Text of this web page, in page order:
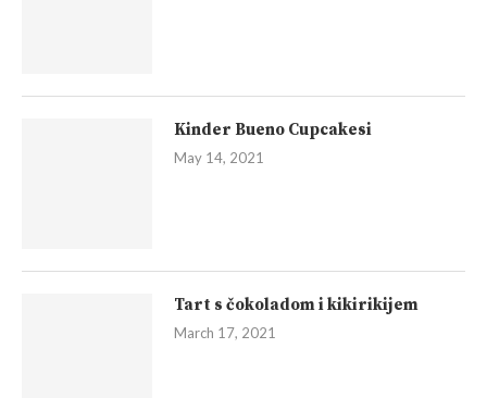
Kinder Bueno Cupcakesi
May 14, 2021
Tart s čokoladom i kikirikijem
March 17, 2021